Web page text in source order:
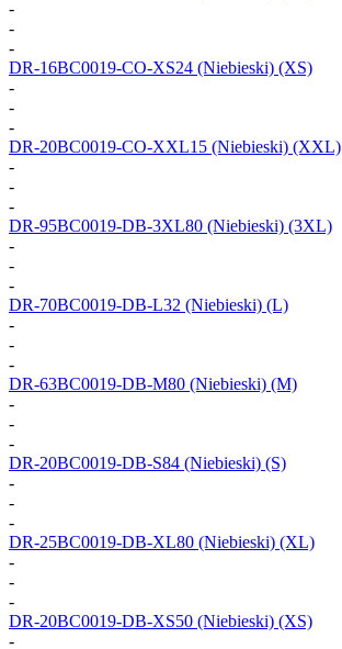
-
-
-
DR-16BC0019-CO-XS24 (Niebieski) (XS)
-
-
-
DR-20BC0019-CO-XXL15 (Niebieski) (XXL)
-
-
-
DR-95BC0019-DB-3XL80 (Niebieski) (3XL)
-
-
-
DR-70BC0019-DB-L32 (Niebieski) (L)
-
-
-
DR-63BC0019-DB-M80 (Niebieski) (M)
-
-
-
DR-20BC0019-DB-S84 (Niebieski) (S)
-
-
-
DR-25BC0019-DB-XL80 (Niebieski) (XL)
-
-
-
DR-20BC0019-DB-XS50 (Niebieski) (XS)
-